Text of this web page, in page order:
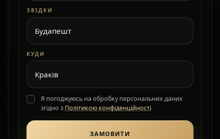
ЗВІДКИ
КУДИ
Я погоджуюсь на обробку персональних даних
згідно з Політикою конфіденційності
ЗАМОВИТИ